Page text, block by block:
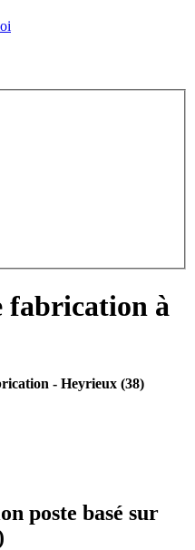
fabrication à
- Heyrieux (38)
poste basé sur